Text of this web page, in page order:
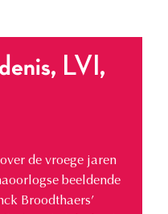
LVI,
de vroege jaren
beeldende
Broodthaers’